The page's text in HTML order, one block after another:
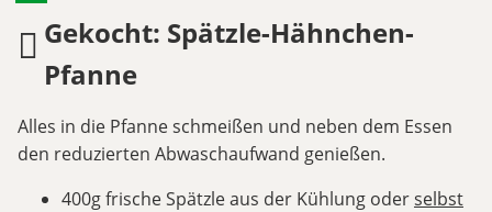
Gekocht: Spätzle-Hähnchen-
Pfanne
Alles in die Pfanne schmeißen und neben dem Essen
den reduzierten Abwaschaufwand genießen.
400g frische Spätzle aus der Kühlung oderselbst